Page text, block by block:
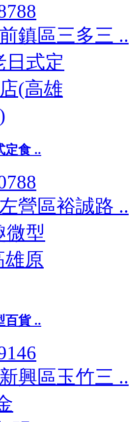
鎮區三多三 ..
定食 ..
營區裕誠路 ..
百貨 ..
興區玉竹三 ..